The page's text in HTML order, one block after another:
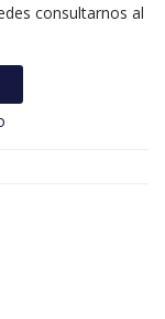
consultarnos al